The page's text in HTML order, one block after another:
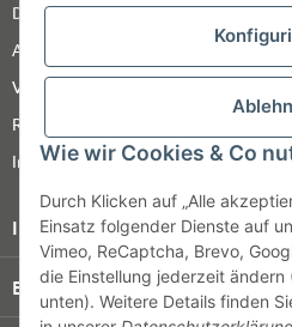
Wie wir Cookies & Co
Durch Klicken auf „Alle
Einsatz folgender Dienste auf
Vimeo, ReCaptcha, Brevo,
die Einstellung jederzeit
unten). Weitere Details finden
Datenschutz
AGB
Versandinformationen
Retour
Impressum
Informationen
Bezahlung & Versand